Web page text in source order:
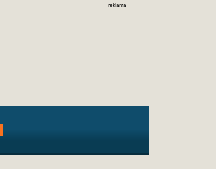
reklama